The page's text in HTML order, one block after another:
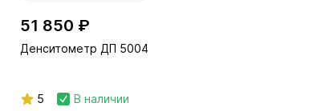
51 850 ₽
Денситометр ДП 5004
5 В наличии